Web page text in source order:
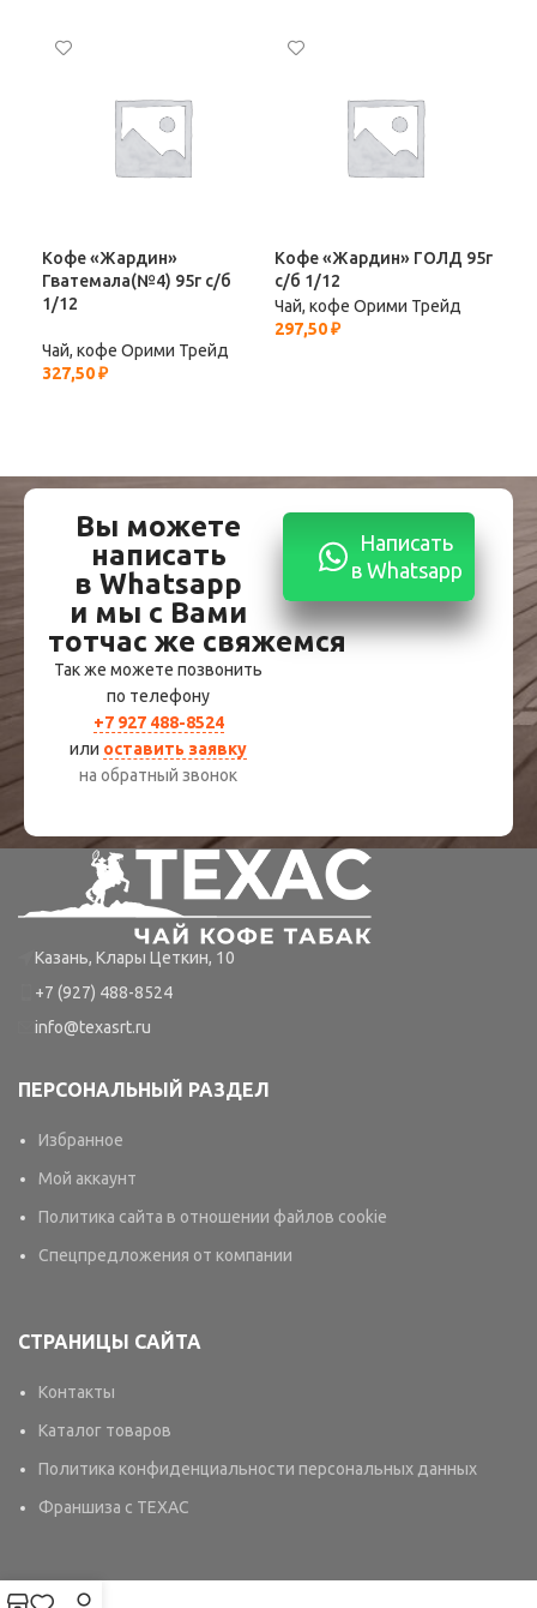
Кофе «Жардин»
Гватемала(№4) 95г с/б
1/12
Чай, кофе Орими Трейд
327,50₽
Кофе «Жардин» ГОЛД 95г
с/б 1/12
Чай, кофе Орими Трейд
297,50₽
Вы можете
написать
в Whatsapp
и мы с Вами
тотчас же свяжемся
Так же можете позвонить
по телефону
+7 927 488-8524
или оставить заявку
на обратный звонок
Написать
в Whatsapp
Казань, Клары Цеткин, 10
+7 (927) 488-8524
info@texasrt.ru
ПЕРСОНАЛЬНЫЙ РАЗДЕЛ
Избранное
Мой аккаунт
Политика сайта в отношении файлов cookie
Спецпредложения от компании
СТРАНИЦЫ САЙТА
Контакты
Каталог товаров
Политика конфиденциальности персональных данных
Франшиза с TEXAC